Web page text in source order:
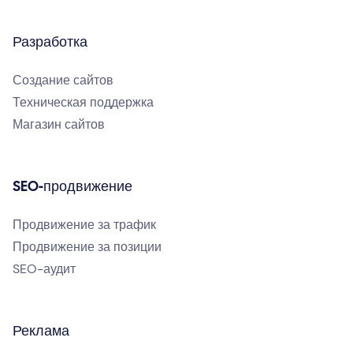
Разработка
Создание сайтов
Техническая поддержка
Магазин сайтов
SEO-продвижение
Продвижение за трафик
Продвижение за позиции
SEO-аудит
Реклама